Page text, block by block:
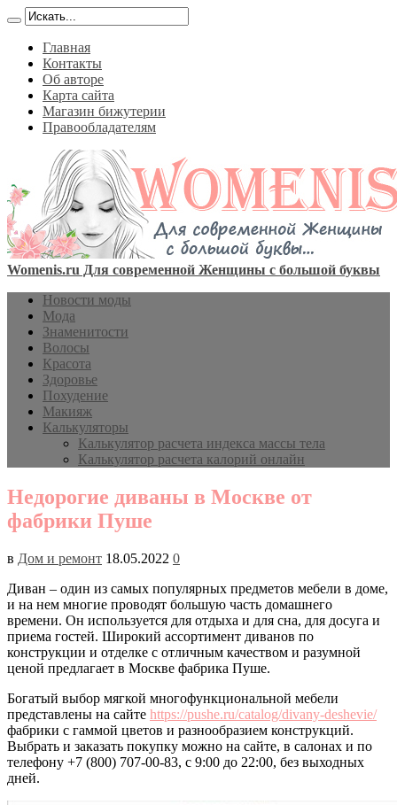
Главная
Контакты
Об авторе
Карта сайта
Магазин бижутерии
Правообладателям
Womenis.ru Для современной Женщины с большой буквы
Новости моды
Мода
Знаменитости
Волосы
Красота
Здоровье
Похудение
Макияж
Калькуляторы
Калькулятор расчета индекса массы тела
Калькулятор расчета калорий онлайн
Недорогие диваны в Москве от
фабрики Пуше
в Дом и ремонт 18.05.2022 0
Диван – один из самых популярных предметов мебели в доме,
и на нем многие проводят большую часть домашнего
времени. Он используется для отдыха и для сна, для досуга и
приема гостей. Широкий ассортимент диванов по
конструкции и отделке с отличным качеством и разумной
ценой предлагает в Москве фабрика Пуше.
Богатый выбор мягкой многофункциональной мебели
представлены на сайте https://pushe.ru/catalog/divany-deshevie/
фабрики с гаммой цветов и разнообразием конструкций.
Выбрать и заказать покупку можно на сайте, в салонах и по
телефону +7 (800) 707-00-83, с 9:00 до 22:00, без выходных
дней.